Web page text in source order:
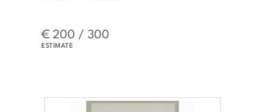
€ 200 / 300
ESTIMATE